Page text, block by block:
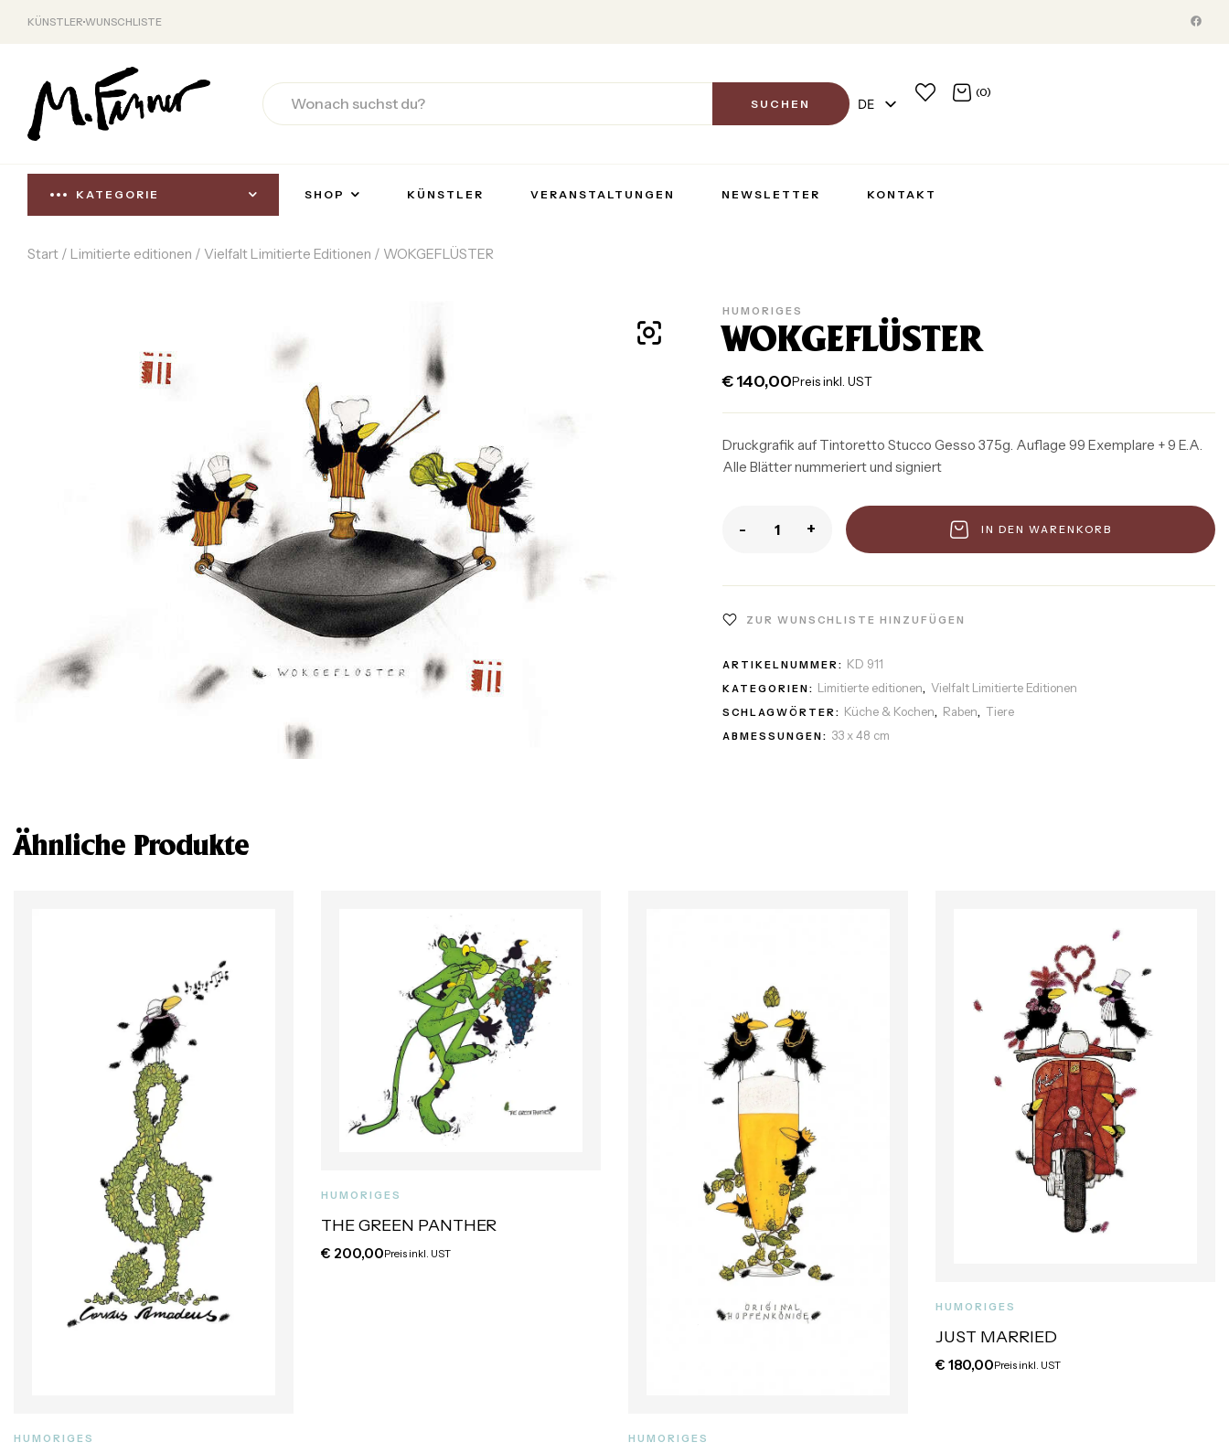
KÜNSTLER WUNSCHLISTE
SUCHEN DE
(0)
KATEGORIE SHOP KÜNSTLER VERANSTALTUNGEN NEWSLETTER KONTAKT
Start / Limitierte editionen / Vielfalt Limitierte Editionen / WOKGEFLÜSTER
HUMORIGES
WOKGEFLÜSTER
€140,00Preis inkl. UST
Druckgrafik auf Tintoretto Stucco Gesso 375g. Auflage 99 Exemplare + 9 E.A.
Alle Blätter nummeriert und signiert
- + IN DEN WARENKORB
ZUR WUNSCHLISTE HINZUFÜGEN
ARTIKELNUMMER: KD 911
KATEGORIEN: Limitierte editionen, Vielfalt Limitierte Editionen
SCHLAGWÖRTER: Küche & Kochen, Raben, Tiere
ABMESSUNGEN: 33 x 48 cm
Ähnliche Produkte
HUMORIGES
HUMORIGES
THE GREEN PANTHER
€ 200,00Preis inkl. UST
HUMORIGES
HUMORIGES
JUST MARRIED
€ 180,00Preis inkl. UST